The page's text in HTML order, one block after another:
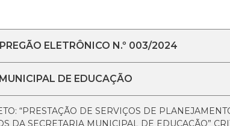
ELETRÔNICO N.º 003/2024
DE EDUCAÇÃO
“PRESTAÇÃO DE SERVIÇOS DE
DA SECRETARIA MUNICIPAL DE EDUCAÇÃO”